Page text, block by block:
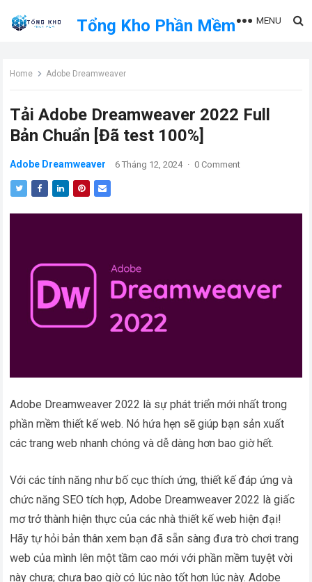
Tổng Kho Phần Mềm MENU
Home Adobe Dreamweaver
Tải Adobe Dreamweaver 2022 Full
Bản Chuẩn [Đã test 100%]
Adobe Dreamweaver 6 Tháng 12, 2024 · 0 Comment
Adobe Dreamweaver 2022 là sự phát triển mới nhất trong
phần mềm thiết kế web. Nó hứa hẹn sẽ giúp bạn sản xuất
các trang web nhanh chóng và dễ dàng hơn bao giờ hết.
Với các tính năng như bố cục thích ứng, thiết kế đáp ứng và
chức năng SEO tích hợp, Adobe Dreamweaver 2022 là giấc
mơ trở thành hiện thực của các nhà thiết kế web hiện đại!
Hãy tự hỏi bản thân xem bạn đã sẵn sàng đưa trò chơi trang
web của mình lên một tầm cao mới với phần mềm tuyệt vời
này chưa; chưa bao giờ có lúc nào tốt hơn lúc này. Adobe